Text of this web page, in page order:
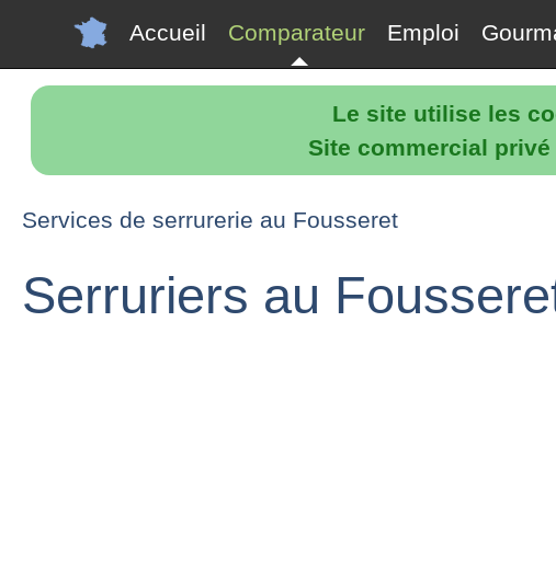
Le site utilise les
Site commercial
Accueil Comparateur Emploi
Services de serrurerie au Fousseret
Serruriers au